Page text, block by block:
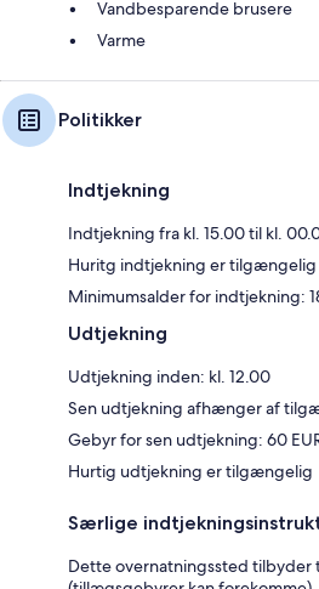
Vandbesparende brusere
Varme
Politikker
Indtjekning
Indtjekning fra kl. 15.00 til kl.
Huritg indtjekning er tilgængelig
Minimumsalder for indtjekning:
Udtjekning
Udtjekning inden: kl. 12.00
Sen udtjekning afhænger af
Gebyr for sen udtjekning: 60
Hurtig udtjekning er tilgængelig
Særlige
Dette overnatningssted tilbyder